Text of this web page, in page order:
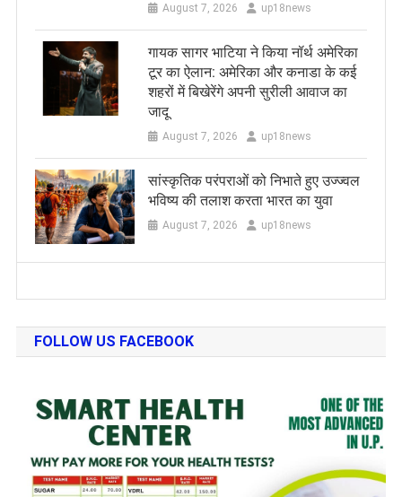
August 7, 2026 up18news
गायक सागर भाटिया ने किया नॉर्थ अमेरिका
टूर का ऐलान: अमेरिका और कनाडा के कई
शहरों में बिखेरेंगे अपनी सुरीली आवाज का
जादू
August 7, 2026 up18news
सांस्कृतिक परंपराओं को निभाते हुए उज्ज्वल
भविष्य की तलाश करता भारत का युवा
August 7, 2026 up18news
FOLLOW US FACEBOOK